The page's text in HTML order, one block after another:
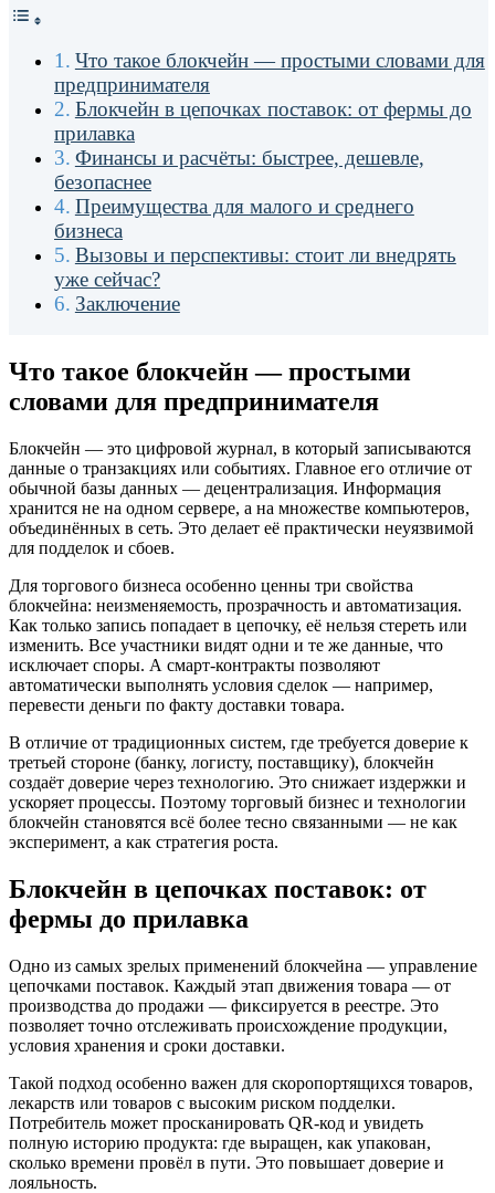
Что такое блокчейн — простыми словами для
предпринимателя
Блокчейн в цепочках поставок: от фермы до
прилавка
Финансы и расчёты: быстрее, дешевле,
безопаснее
Преимущества для малого и среднего
бизнеса
Вызовы и перспективы: стоит ли внедрять
уже сейчас?
Заключение
Что такое блокчейн — простыми
словами для предпринимателя
Блокчейн — это цифровой журнал, в который записываются
данные о транзакциях или событиях. Главное его отличие от
обычной базы данных — децентрализация. Информация
хранится не на одном сервере, а на множестве компьютеров,
объединённых в сеть. Это делает её практически неуязвимой
для подделок и сбоев.
Для торгового бизнеса особенно ценны три свойства
блокчейна: неизменяемость, прозрачность и автоматизация.
Как только запись попадает в цепочку, её нельзя стереть или
изменить. Все участники видят одни и те же данные, что
исключает споры. А смарт-контракты позволяют
автоматически выполнять условия сделок — например,
перевести деньги по факту доставки товара.
В отличие от традиционных систем, где требуется доверие к
третьей стороне (банку, логисту, поставщику), блокчейн
создаёт доверие через технологию. Это снижает издержки и
ускоряет процессы. Поэтому торговый бизнес и технологии
блокчейн становятся всё более тесно связанными — не как
эксперимент, а как стратегия роста.
Блокчейн в цепочках поставок: от
фермы до прилавка
Одно из самых зрелых применений блокчейна — управление
цепочками поставок. Каждый этап движения товара — от
производства до продажи — фиксируется в реестре. Это
позволяет точно отслеживать происхождение продукции,
условия хранения и сроки доставки.
Такой подход особенно важен для скоропортящихся товаров,
лекарств или товаров с высоким риском подделки.
Потребитель может просканировать QR-код и увидеть
полную историю продукта: где выращен, как упакован,
сколько времени провёл в пути. Это повышает доверие и
лояльность.